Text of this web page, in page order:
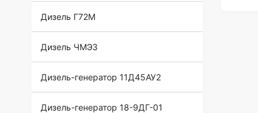
Дизель Г72М
Дизель ЧМЭ3
Дизель-генератор 11Д45АУ2
Дизель-генератор 18-9ДГ-01